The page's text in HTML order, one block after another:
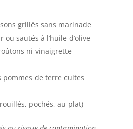
grillés sans marinade
ou sautés à l’huile d’olive
ni vinaigrette
pommes de terre cuites
pochés, au plat)